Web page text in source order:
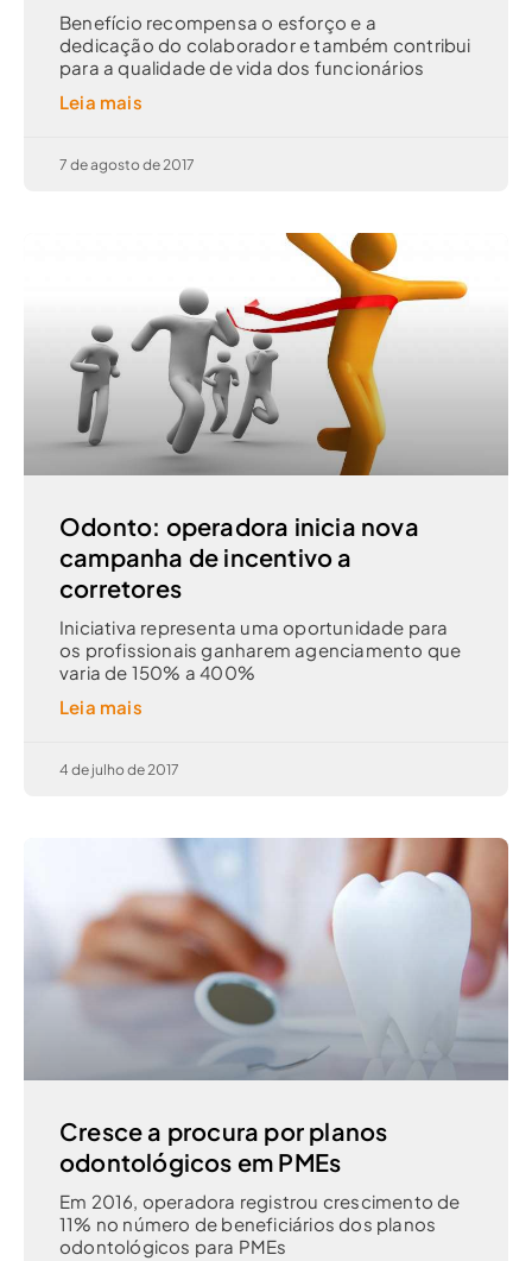
Benefício recompensa o esforço e a
dedicação do colaborador e também contribui
para a qualidade de vida dos funcionários
Leia mais
7 de agosto de 2017
Odonto: operadora inicia nova
campanha de incentivo a
corretores
Iniciativa representa uma oportunidade para
os profissionais ganharem agenciamento que
varia de 150% a 400%
Leia mais
4 de julho de 2017
Cresce a procura por planos
odontológicos em PMEs
Em 2016, operadora registrou crescimento de
11% no número de beneficiários dos planos
odontológicos para PMEs